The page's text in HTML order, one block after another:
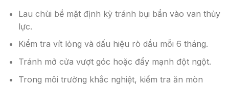
Lau chùi bề mặt định kỳ tránh bụi bẩn vào van thủy
lực.
Kiểm tra vít lỏng và dấu hiệu rò dầu mỗi 6 tháng.
Tránh mở cửa vượt góc hoặc đẩy mạnh đột ngột.
Trong môi trường khắc nghiệt, kiểm tra ăn mòn